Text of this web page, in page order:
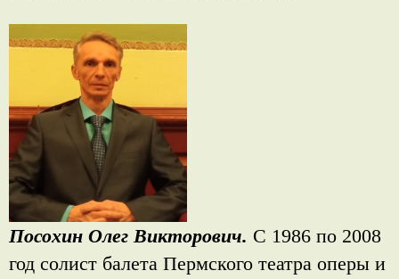
Посохин Олег Викторович. С 1986 по 2008
год солист балета Пермского театра оперы и